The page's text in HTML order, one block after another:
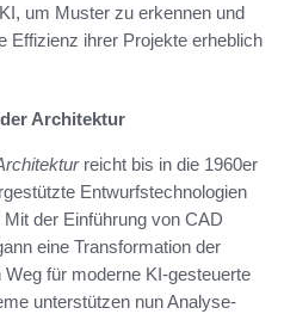
um Muster zu erkennen und
Effizienz ihrer Projekte erheblich
Architektur
reicht bis in die 1960er
Entwurfstechnologien
der Einführung von CAD
eine Transformation der
für moderne KI-gesteuerte
unterstützen nun Analyse-